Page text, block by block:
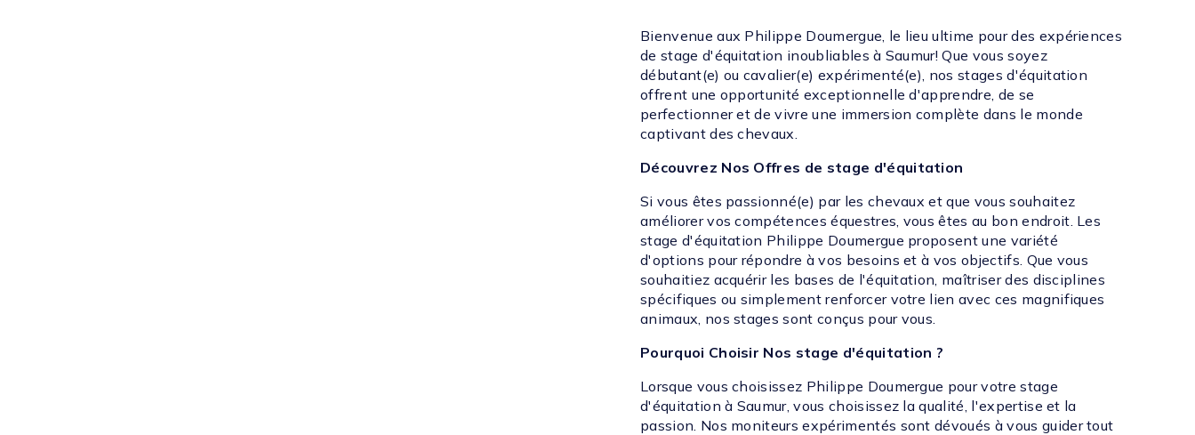
Bienvenue aux Philippe Doumergue, le lieu ultime pour des expériences
de stage d'équitation inoubliables à Saumur! Que vous soyez
débutant(e) ou cavalier(e) expérimenté(e), nos stages d'équitation
offrent une opportunité exceptionnelle d'apprendre, de se
perfectionner et de vivre une immersion complète dans le monde
captivant des chevaux.
Découvrez Nos Offres de stage d'équitation
Si vous êtes passionné(e) par les chevaux et que vous souhaitez
améliorer vos compétences équestres, vous êtes au bon endroit. Les
stage d'équitation Philippe Doumergue proposent une variété
d'options pour répondre à vos besoins et à vos objectifs. Que vous
souhaitiez acquérir les bases de l'équitation, maîtriser des disciplines
spécifiques ou simplement renforcer votre lien avec ces magnifiques
animaux, nos stages sont conçus pour vous.
Pourquoi Choisir Nos stage d'équitation ?
Lorsque vous choisissez Philippe Doumergue pour votre stage
d'équitation à Saumur, vous choisissez la qualité, l'expertise et la
passion. Nos moniteurs expérimentés sont dévoués à vous guider tout